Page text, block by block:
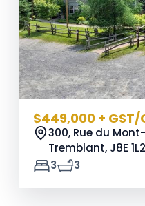
$449,000 + GST/
300, Rue du
Tremblant, J8E 1L2
3
3